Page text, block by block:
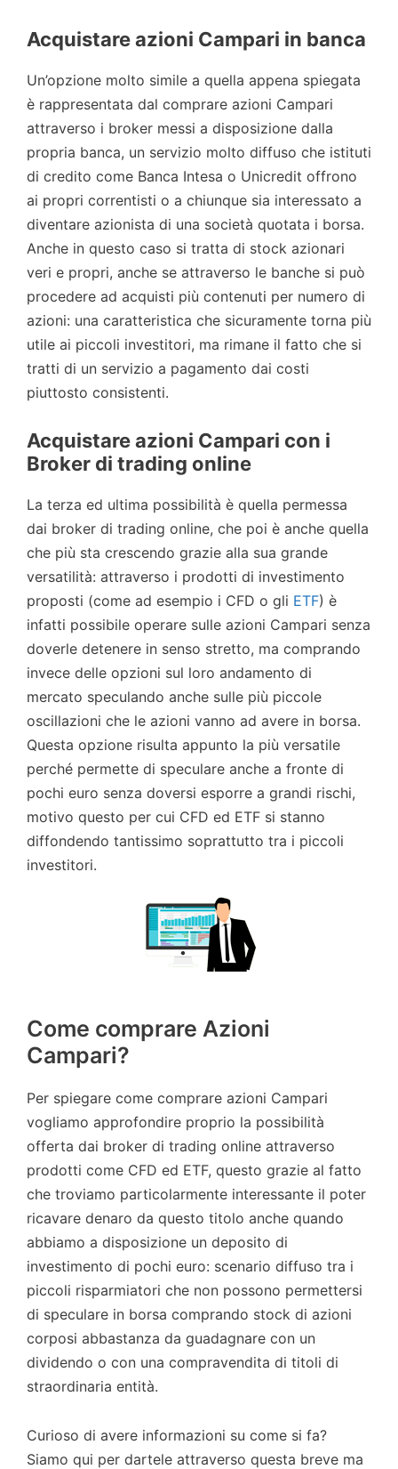
Acquistare azioni Campari in banca
Un’opzione molto simile a quella appena spiegata
è rappresentata dal comprare azioni Campari
attraverso i broker messi a disposizione dalla
propria banca, un servizio molto diffuso che istituti
di credito come Banca Intesa o Unicredit offrono
ai propri correntisti o a chiunque sia interessato a
diventare azionista di una società quotata i borsa.
Anche in questo caso si tratta di stock azionari
veri e propri, anche se attraverso le banche si può
procedere ad acquisti più contenuti per numero di
azioni: una caratteristica che sicuramente torna più
utile ai piccoli investitori, ma rimane il fatto che si
tratti di un servizio a pagamento dai costi
piuttosto consistenti.
Acquistare azioni Campari con i
Broker di trading online
La terza ed ultima possibilità è quella permessa
dai broker di trading online, che poi è anche quella
che più sta crescendo grazie alla sua grande
versatilità: attraverso i prodotti di investimento
proposti (come ad esempio i CFD o gli ETF) è
infatti possibile operare sulle azioni Campari senza
doverle detenere in senso stretto, ma comprando
invece delle opzioni sul loro andamento di
mercato speculando anche sulle più piccole
oscillazioni che le azioni vanno ad avere in borsa.
Questa opzione risulta appunto la più versatile
perché permette di speculare anche a fronte di
pochi euro senza doversi esporre a grandi rischi,
motivo questo per cui CFD ed ETF si stanno
diffondendo tantissimo soprattutto tra i piccoli
investitori.
Come comprare Azioni
Campari?
Per spiegare come comprare azioni Campari
vogliamo approfondire proprio la possibilità
offerta dai broker di trading online attraverso
prodotti come CFD ed ETF, questo grazie al fatto
che troviamo particolarmente interessante il poter
ricavare denaro da questo titolo anche quando
abbiamo a disposizione un deposito di
investimento di pochi euro: scenario diffuso tra i
piccoli risparmiatori che non possono permettersi
di speculare in borsa comprando stock di azioni
corposi abbastanza da guadagnare con un
dividendo o con una compravendita di titoli di
straordinaria entità.
Curioso di avere informazioni su come si fa?
Siamo qui per dartele attraverso questa breve ma